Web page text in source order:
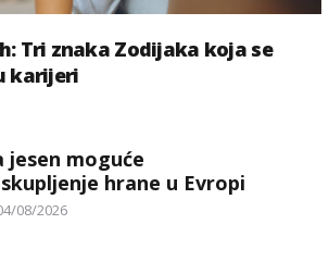
Tri znaka Zodijaka koja se
karijeri
jesen moguće
hrane u Evropi
08/2026